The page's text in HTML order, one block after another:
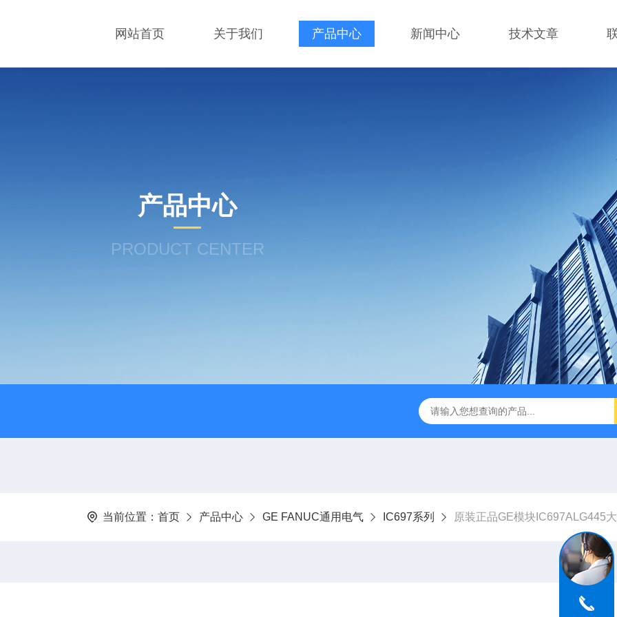
网站首页 关于我们 产品中心 新闻中心 技术文章
产品中心
PRODUCT CENTER
当前位置： 首页 产品中心 GE FANUC通用电气 IC697系列 原装正品GE模块IC697ALG445